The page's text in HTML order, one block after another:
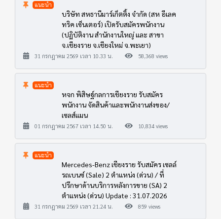
แนะนำ
บริษัท สหธานีมาร์เก็ตติ้ง จำกัด (สห อีเลค
ทริค เซ็นเตอร์) เปิดรับสมัครพนักงาน
(ปฏิบัติงาน สำนักงานใหญ่ และ สาขา
จ.เชียงราย จ.เชียงใหม่ จ.พะเยา)
31 กรกฎาคม 2569 เวลา 10.33 น. 58,368 views
แนะนำ
หจก พิสิษฐ์กลการเชียงราย รับสมัคร
พนักงาน จัดสินค้าและพนักงานส่งของ/
เซลส์แมน
01 กรกฎาคม 2567 เวลา 14.50 น. 10,834 views
แนะนำ
Mercedes-Benz เชียงราย รับสมัคร เซลล์
รถเบนซ์ (Sale) 2 ตำแหน่ง (ด่วน) / ที่
ปรึกษาด้านบริการหลังการขาย (SA) 2
ตำแหน่ง (ด่วน) Update : 31.07.2026
31 กรกฎาคม 2569 เวลา 21.24 น. 859 views